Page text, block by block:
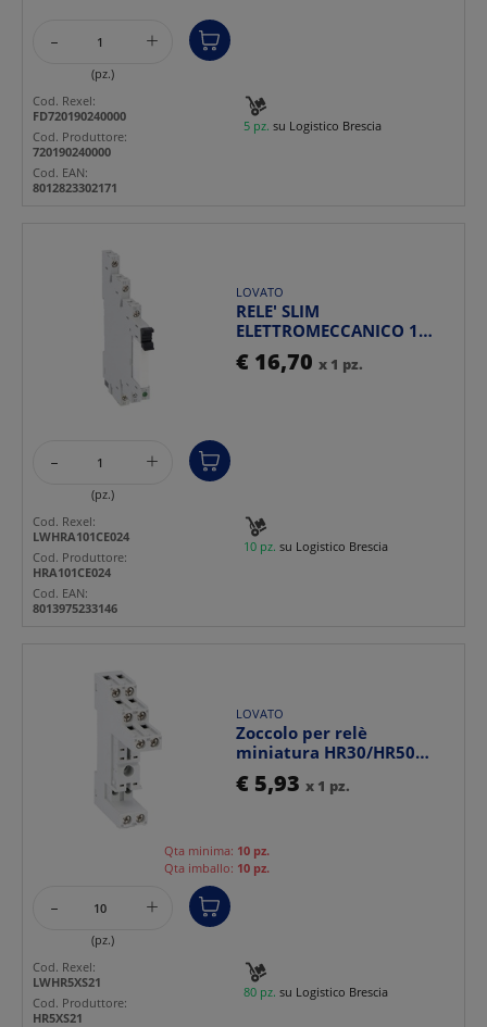
- +
(pz.)
5 pz. su Logistico Brescia
Cod. Rexel:
FD720190240000
Cod. Produttore:
720190240000
Cod. EAN:
8012823302171
LOVATO
RELE' SLIM
ELETTROMECCANICO 1
CONTATTO SCAMBIO 6A
24VAC/DC TERMIN...
€ 16,70 x 1 pz.
- +
(pz.)
10 pz. su Logistico Brescia
Cod. Rexel:
LWHRA101CE024
Cod. Produttore:
HRA101CE024
Cod. EAN:
8013975233146
LOVATO
Zoccolo per relè
miniatura HR30/HR50
montaggio guida DIN
terminal...
€ 5,93 x 1 pz.
Qta minima: 10 pz.
Qta imballo: 10 pz.
- +
(pz.)
80 pz. su Logistico Brescia
Cod. Rexel:
LWHR5XS21
Cod. Produttore:
HR5XS21